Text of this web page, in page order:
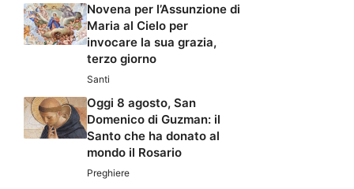
Novena per l’Assunzione di
Maria al Cielo per
invocare la sua grazia,
terzo giorno
Santi
Oggi 8 agosto, San
Domenico di Guzman: il
Santo che ha donato al
mondo il Rosario
Preghiere